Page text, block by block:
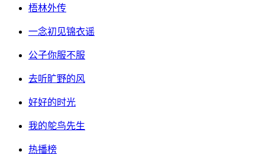
梧林外传
一念初见锦衣谣
公子你服不服
去听旷野的风
好好的时光
我的鸵鸟先生
热播榜